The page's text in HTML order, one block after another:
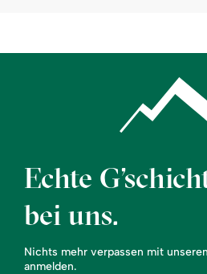
Echte
bei uns.
Nichts mehr verpassen mit
anmelden.